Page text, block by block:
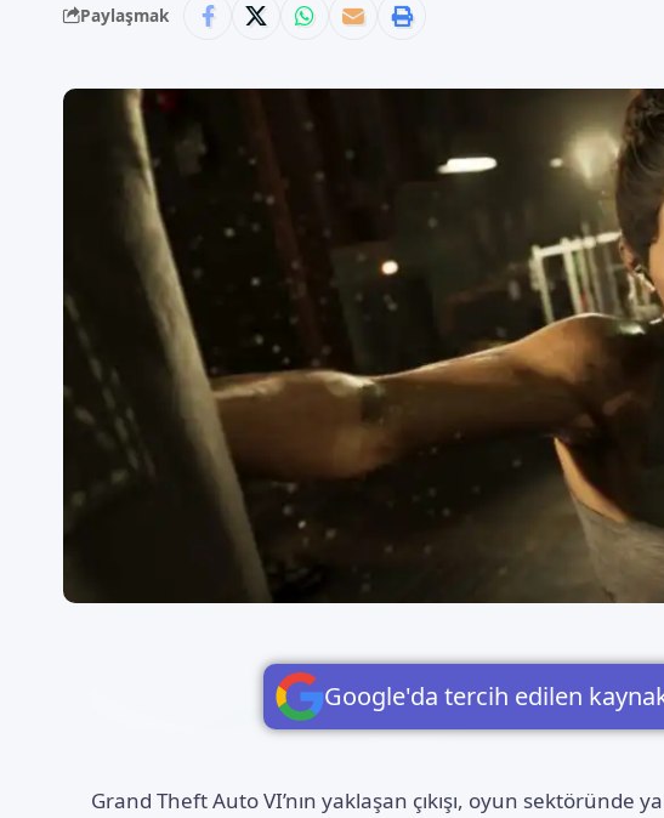
Paylaşmak
Google'da tercih edilen
Grand Theft Auto VI’nın yaklaşan çıkışı, oyun sektöründe